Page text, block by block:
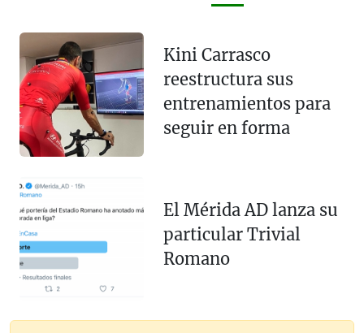
Kini Carrasco
reestructura sus
entrenamientos para
seguir en forma
El Mérida AD lanza su
particular Trivial
Romano